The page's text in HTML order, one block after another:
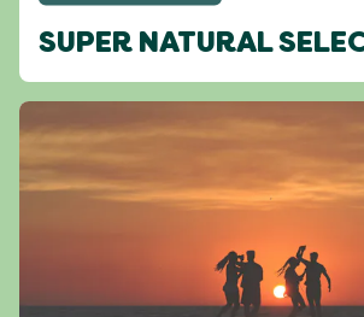
SUPER NATURAL